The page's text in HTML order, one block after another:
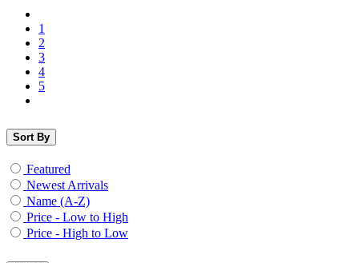
1
2
3
4
5
Sort By
Featured
Newest Arrivals
Name (A-Z)
Price - Low to High
Price - High to Low